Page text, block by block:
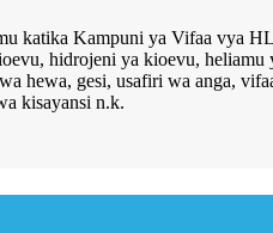
katika Kampuni ya Vifaa vya
hidrojeni ya kioevu,
hewa, gesi, usafiri wa anga,
kisayansi n.k.